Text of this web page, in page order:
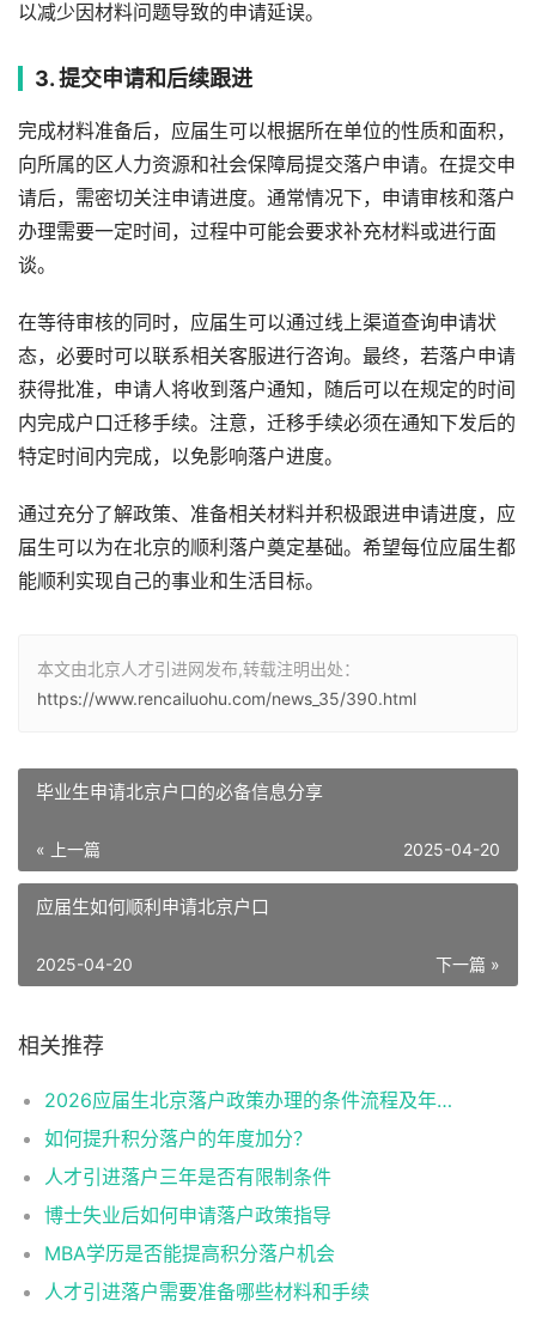
以减少因材料问题导致的申请延误。
3. 提交申请和后续跟进
完成材料准备后，应届生可以根据所在单位的性质和面积，
向所属的区人力资源和社会保障局提交落户申请。在提交申
请后，需密切关注申请进度。通常情况下，申请审核和落户
办理需要一定时间，过程中可能会要求补充材料或进行面
谈。
在等待审核的同时，应届生可以通过线上渠道查询申请状
态，必要时可以联系相关客服进行咨询。最终，若落户申请
获得批准，申请人将收到落户通知，随后可以在规定的时间
内完成户口迁移手续。注意，迁移手续必须在通知下发后的
特定时间内完成，以免影响落户进度。
通过充分了解政策、准备相关材料并积极跟进申请进度，应
届生可以为在北京的顺利落户奠定基础。希望每位应届生都
能顺利实现自己的事业和生活目标。
本文由北京人才引进网发布,转载注明出处：
https://www.rencailuohu.com/news_35/390.html
毕业生申请北京户口的必备信息分享
« 上一篇 2025-04-20
应届生如何顺利申请北京户口
下一篇 »
2025-04-20
相关推荐
2026应届生北京落户政策办理的条件流程及年龄限制
如何提升积分落户的年度加分？
人才引进落户三年是否有限制条件
博士失业后如何申请落户政策指导
MBA学历是否能提高积分落户机会
人才引进落户需要准备哪些材料和手续